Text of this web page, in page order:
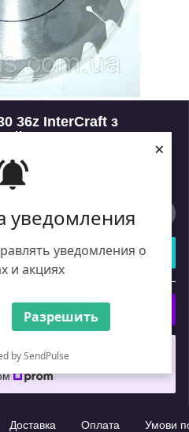
уведомления
уведомления о
и акциях
Разрешить
by SendPulse
×
36z InterCraft з
ВК.
Купити
з
Доставка Оплата Умови